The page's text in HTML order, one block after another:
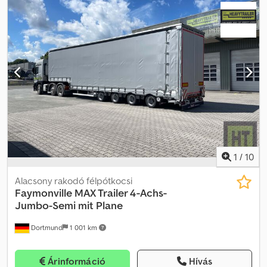
1 / 10
Dortmund 1 001 km
Alacsony rakodó félpótkocsi
Faymonville MAX Trailer 4-Achs-
Jumbo-Semi mit Plane
Árinformáció Hívás